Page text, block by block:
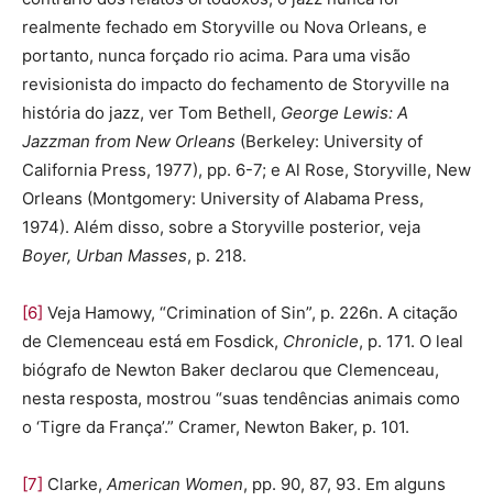
realmente fechado em Storyville ou Nova Orleans, e
portanto, nunca forçado rio acima. Para uma visão
revisionista do impacto do fechamento de Storyville na
história do jazz, ver Tom Bethell, George Lewis: A
Jazzman from New Orleans (Berkeley: University of
California Press, 1977), pp. 6-7; e Al Rose, Storyville, New
Orleans (Montgomery: University of Alabama Press,
1974). Além disso, sobre a Storyville posterior, veja
Boyer, Urban Masses, p. 218.
[6] Veja Hamowy, “Crimination of Sin”, p. 226n. A citação
de Clemenceau está em Fosdick, Chronicle, p. 171. O leal
biógrafo de Newton Baker declarou que Clemenceau,
nesta resposta, mostrou “suas tendências animais como
o ‘Tigre da França’.” Cramer, Newton Baker, p. 101.
[7] Clarke, American Women, pp. 90, 87, 93. Em alguns